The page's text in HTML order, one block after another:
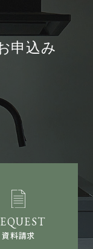
申込み
資料請求